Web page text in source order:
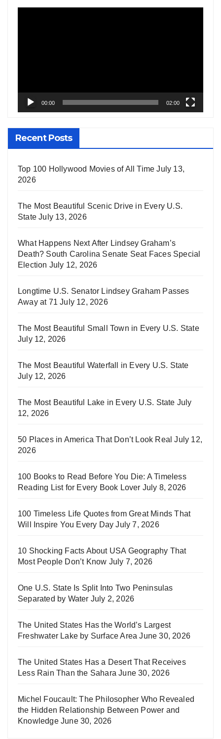
00:00 02:00
Recent Posts
Top 100 Hollywood Movies of All Time July 13,
2026
The Most Beautiful Scenic Drive in Every U.S.
State July 13, 2026
What Happens Next After Lindsey Graham’s
Death? South Carolina Senate Seat Faces Special
Election July 12, 2026
Longtime U.S. Senator Lindsey Graham Passes
Away at 71 July 12, 2026
The Most Beautiful Small Town in Every U.S. State
July 12, 2026
The Most Beautiful Waterfall in Every U.S. State
July 12, 2026
The Most Beautiful Lake in Every U.S. State July
12, 2026
50 Places in America That Don’t Look Real July 12,
2026
100 Books to Read Before You Die: A Timeless
Reading List for Every Book Lover July 8, 2026
100 Timeless Life Quotes from Great Minds That
Will Inspire You Every Day July 7, 2026
10 Shocking Facts About USA Geography That
Most People Don’t Know July 7, 2026
One U.S. State Is Split Into Two Peninsulas
Separated by Water July 2, 2026
The United States Has the World’s Largest
Freshwater Lake by Surface Area June 30, 2026
The United States Has a Desert That Receives
Less Rain Than the Sahara June 30, 2026
Michel Foucault: The Philosopher Who Revealed
the Hidden Relationship Between Power and
Knowledge June 30, 2026